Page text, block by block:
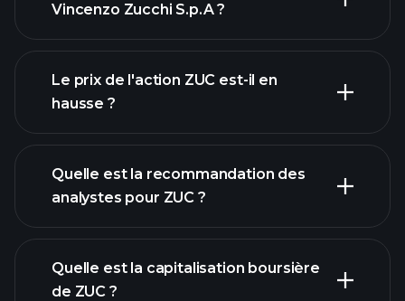
graphique avancé
Vincenzo Zucchi S.p.A ?
Le prix de l'action ZUC est-il en
hausse ?
graphique de ZUC
Quelle est la recommandation des
analystes pour ZUC ?
Quelle est la capitalisation boursière
de ZUC ?